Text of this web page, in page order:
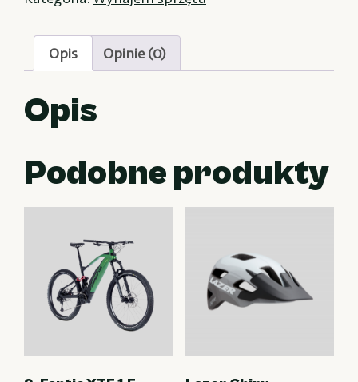
Opis Opinie (0)
Opis
Podobne produkty